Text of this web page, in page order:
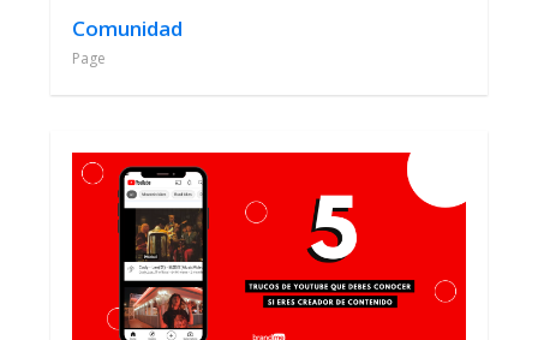
Comunidad
Page